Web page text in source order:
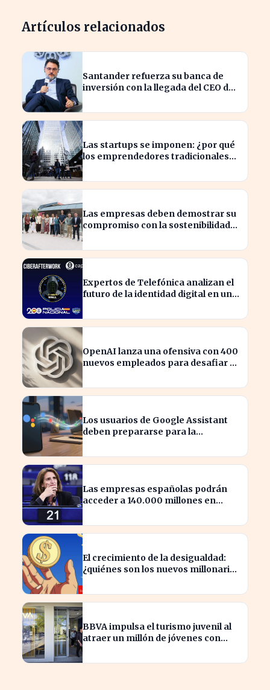
Artículos relacionados
Santander refuerza su banca de
inversión con la llegada del CEO de
Las startups se imponen: ¿por qué
los emprendedores tradicionales
Las empresas deben demostrar su
compromiso con la sostenibilidad
Expertos de Telefónica analizan el
futuro de la identidad digital en un
OpenAI lanza una ofensiva con 400
nuevos empleados para desafiar a
Los usuarios de Google Assistant
deben prepararse para la
dispositivos.
Las empresas españolas podrán
acceder a 140.000 millones en
El crecimiento de la desigualdad:
¿quiénes son los nuevos millonarios
BBVA impulsa el turismo juvenil al
atraer un millón de jóvenes con